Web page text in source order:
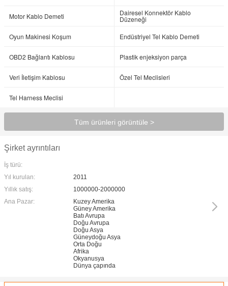
Motor Kablo Demeti Dairesel Konnektör Kablo
Düzeneği
Oyun Makinesi Koşum
Endüstriyel Tel Kablo Demeti
OBD2 Bağlantı Kablosu Plastik enjeksiyon parça
Veri İletişim Kablosu Özel Tel Meclisleri
Tel Harness Meclisi
Tüm ürünleri görüntüle >
Şirket ayrıntıları
İş türü:
Yıl kurulan:
2011
Yıllık satış:
1000000-2000000
Ana Pazar:
Kuzey Amerika
Güney Amerika
Batı Avrupa
Doğu Avrupa
Doğu Asya
Güneydoğu Asya
Orta Doğu
Afrika
Okyanusya
Dünya çapında